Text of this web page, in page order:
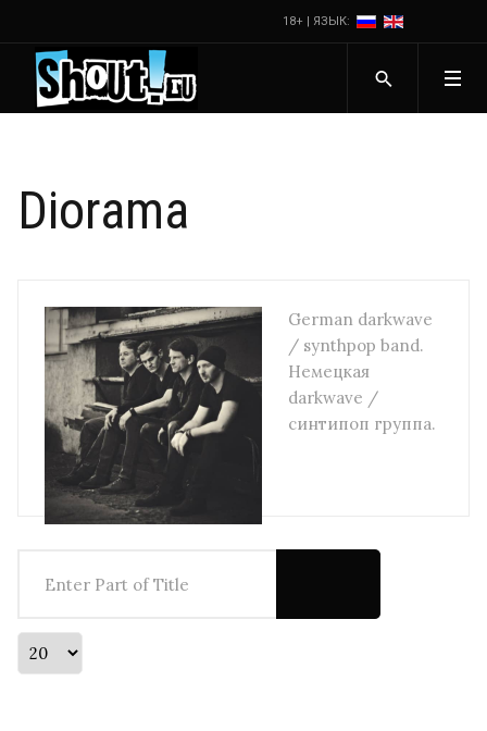
18+ | ЯЗЫК:
Diorama
German darkwave
/ synthpop band.
Немецкая
darkwave /
синтипоп группа.
Display #